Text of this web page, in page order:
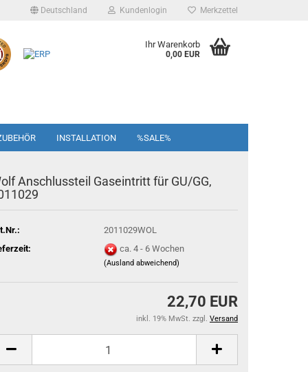
Deutschland Kundenlogin Merkzettel
Ihr Warenkorb
0,00 EUR
INSTALLATION %SALE%
Anschlussteil Gaseintritt für GU/GG,
2011029WOL
ca. 4 - 6 Wochen
(Ausland abweichend)
22,70 EUR
inkl. 19% MwSt. zzgl. Versand